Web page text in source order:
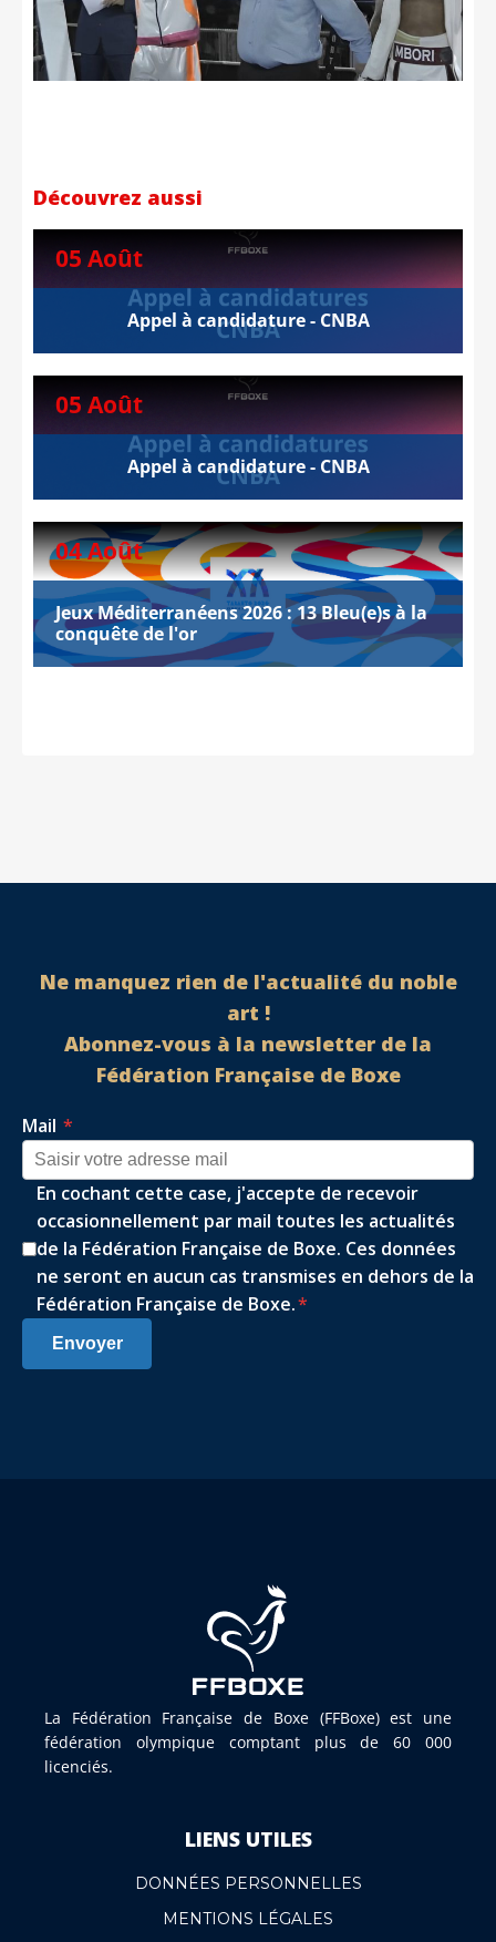
Découvrez aussi
05 Août
Appel à candidature - CNBA
05 Août
Appel à candidature - CNBA
04 Août
Jeux Méditerranéens 2026 : 13 Bleu(e)s à la
conquête de l'or
Ne manquez rien de l'actualité du noble
art !
Abonnez-vous à la newsletter de la
Fédération Française de Boxe
Mail *
En cochant cette case, j'accepte de recevoir
occasionnellement par mail toutes les actualités
de la Fédération Française de Boxe. Ces données
ne seront en aucun cas transmises en dehors de la
Fédération Française de Boxe.*
Envoyer
La Fédération Française de Boxe (FFBoxe) est une
fédération olympique comptant plus de 60 000
licenciés.
LIENS UTILES
DONNÉES PERSONNELLES
MENTIONS LÉGALES